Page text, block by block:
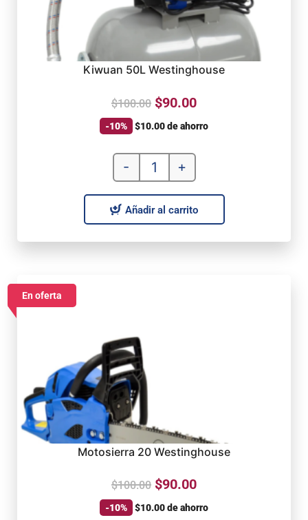
Kiwuan 50L Westinghouse
$100.00 $90.00
-10% $10.00de ahorro
- +
Añadir al carrito
En oferta
Motosierra 20 Westinghouse
$100.00 $90.00
-10% $10.00de ahorro